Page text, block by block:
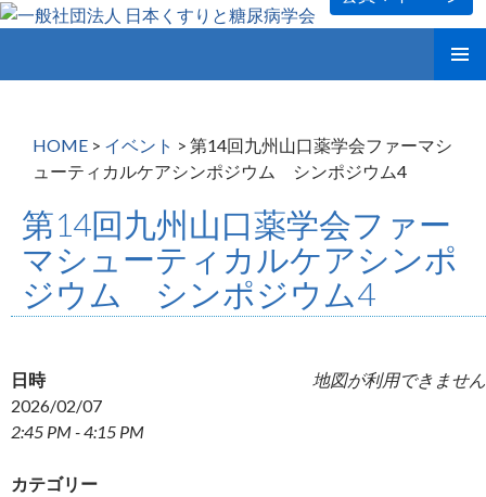
ッ
HOME > イベント > 第14回九州山口薬学会ファーマシ
ューティカルケアシンポジウム シンポジウム4
第14回九州山口薬学会ファー
マシューティカルケアシンポ
ジウム シンポジウム4
地図が利用できません
日時
2026/02/07
2:45 PM - 4:15 PM
カテゴリー